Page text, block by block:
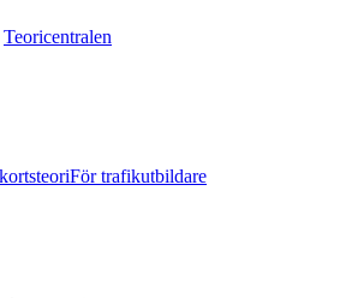
Teoricentralen
För trafikutbildare